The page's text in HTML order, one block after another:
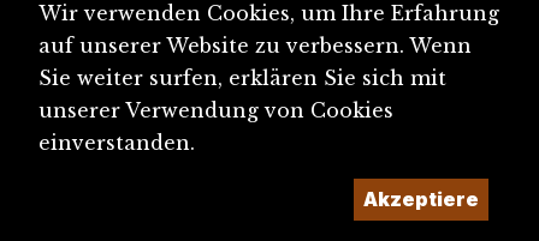
Wir verwenden Cookies, um Ihre Erfahrung
auf unserer Website zu verbessern. Wenn
Sie weiter surfen, erklären Sie sich mit
unserer Verwendung von Cookies
einverstanden.
Akzeptiere